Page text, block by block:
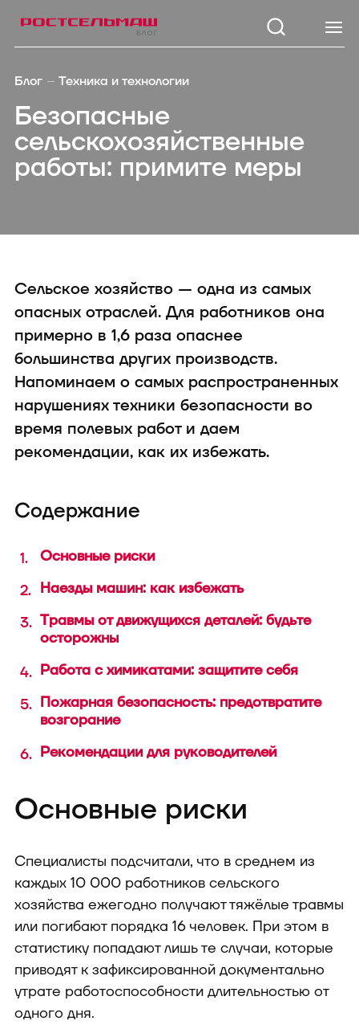
комбайны
Тракторы
Кормоуборочные
комбайны
Самоходные косилки
Посевная техника
Опрыскиватели
Внесение удобрений
Зерноперерабатывающая
техника
Дорожно-коммунальная
техника
STRIGE
3200
KOLIBRI
Блог Техника и технологии
Безопасные
сельскохозяйственные
работы: примите меры
Сельское хозяйство — одна из самых
опасных отраслей. Для работников она
примерно в 1,6 раза опаснее
большинства других производств.
Напоминаем о самых распространенных
нарушениях техники безопасности во
время полевых работ и даем
рекомендации, как их избежать.
Содержание
Основные риски
Наезды машин: как избежать
Травмы от движущихся деталей: будьте
осторожны
Работа с химикатами: защитите себя
Пожарная безопасность: предотвратите
возгорание
Рекомендации для руководителей
Основные риски
Специалисты подсчитали, что в среднем из
каждых 10 000 работников сельского
хозяйства ежегодно получают тяжёлые травмы
или погибают порядка 16 человек. При этом в
статистику попадают лишь те случаи, которые
приводят к зафиксированной документально
утрате работоспособности длительностью от
одного дня.